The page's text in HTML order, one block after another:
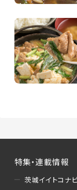
特集・連載情報
茨城イイトコナ